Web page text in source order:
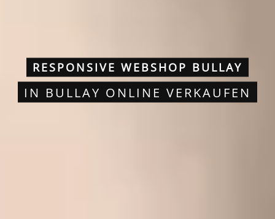
RESPONSIVE WEBSHOP BULLAY
IN BULLAY ONLINE VERKAUFEN